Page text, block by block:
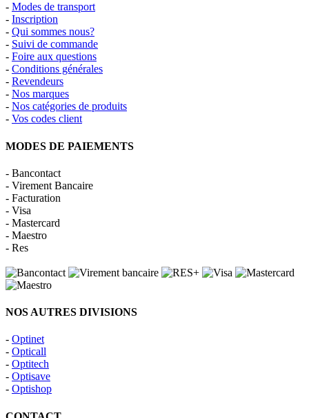
- Modes de transport
- Inscription
- Qui sommes nous?
- Suivi de commande
- Foire aux questions
- Conditions générales
- Revendeurs
- Nos marques
- Nos catégories de produits
- Vos codes client
MODES DE PAIEMENTS
- Bancontact
- Virement Bancaire
- Facturation
- Visa
- Mastercard
- Maestro
- Res
NOS AUTRES DIVISIONS
- Optinet
- Opticall
- Optitech
- Optisave
- Optishop